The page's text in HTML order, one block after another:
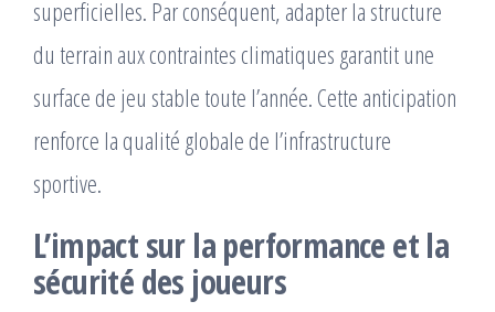
superficielles. Par conséquent, adapter la structure
du terrain aux contraintes climatiques garantit une
surface de jeu stable toute l’année. Cette anticipation
renforce la qualité globale de l’infrastructure
sportive.
L’impact sur la performance et la
sécurité des joueurs